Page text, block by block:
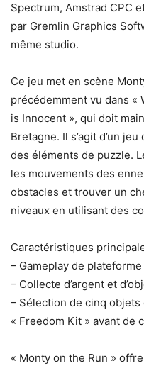
Spectrum, Amstrad CPC
par Gremlin Graphics
même studio.
Ce jeu met en scène
précédemment vu dans «
is Innocent », qui doit
Bretagne. Il s’agit d’un
des éléments de puzzle.
les mouvements des
obstacles et trouver un
niveaux en utilisant des
Caractéristiques
– Gameplay de
– Collecte d’argent et
– Sélection de cinq
« Freedom Kit » avant de
« Monty on the Run »